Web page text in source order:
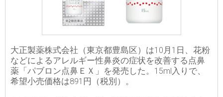
大正製薬株式会社（東京都豊島区）は10月1日、花粉
などによるアレルギー性鼻炎の症状を改善する点鼻
薬「パブロン点鼻ＥＸ」を発売した。15ml入りで、
希望小売価格は891円（税別）。